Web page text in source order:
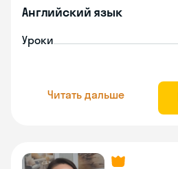
Английский язык
Уроки
Читать дальше